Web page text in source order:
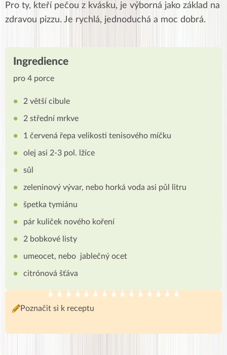
Pro ty, kteří pečou z kvásku, je výborná jako základ na
zdravou pizzu. Je rychlá, jednoduchá a moc dobrá.
Ingredience
pro 4 porce
2 větší cibule
2 střední mrkve
1 červená řepa velikosti tenisového míčku
olej asi 2-3 pol. lžíce
sůl
zeleninový vývar, nebo horká voda asi půl litru
špetka tymiánu
pár kuliček nového koření
2 bobkové listy
umeocet, nebo jablečný ocet
citrónová šťáva
Poznačit si k receptu